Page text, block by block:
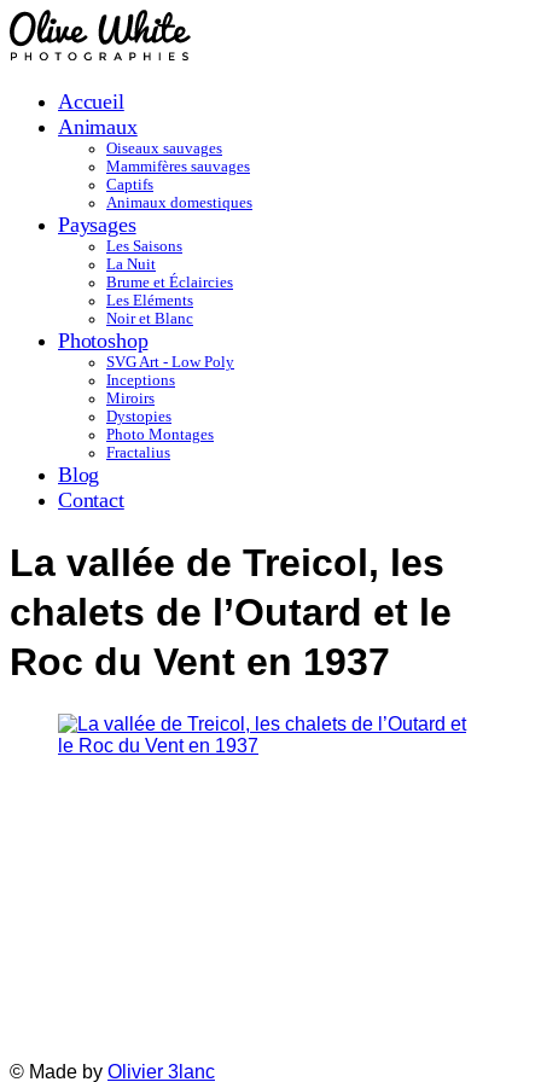
Accueil
Animaux
Oiseaux sauvages
Mammifères sauvages
Captifs
Animaux domestiques
Paysages
Les Saisons
La Nuit
Brume et Éclaircies
Les Eléments
Noir et Blanc
Photoshop
SVG Art - Low Poly
Inceptions
Miroirs
Dystopies
Photo Montages
Fractalius
Blog
Contact
La vallée de Treicol, les
chalets de l’Outard et le
Roc du Vent en 1937
© Made by Olivier 3lanc